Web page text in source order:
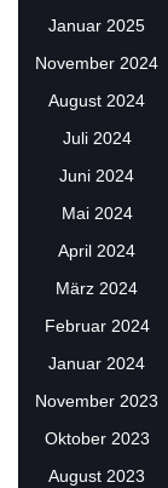
Januar 2025
November 2024
August 2024
Juli 2024
Juni 2024
Mai 2024
April 2024
März 2024
Februar 2024
Januar 2024
November 2023
Oktober 2023
August 2023